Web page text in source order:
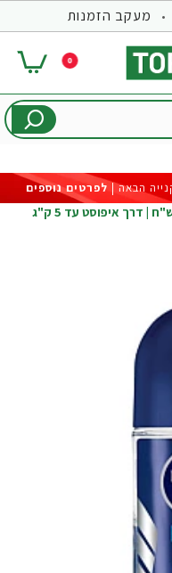
מעקב הזמנות
0
לפרטים נוספים